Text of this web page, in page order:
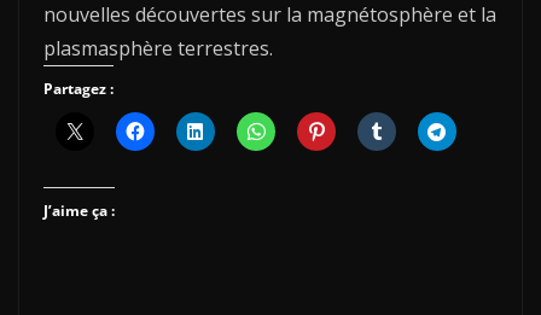
nouvelles découvertes sur la magnétosphère et la
plasmasphère terrestres.
Partagez :
J’aime ça :